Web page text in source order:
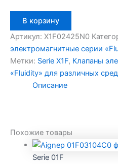
товара
Aignep
X1F02425N0
В корзину
Артикул: X1F02425N0
электромагнитные серии
Метки: Serie X1F, Клапаны
«Fluidity» для различных сред
Описание
Похожие товары
Serie 01F